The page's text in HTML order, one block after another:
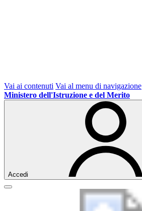
Vai ai contenuti Vai al menu di navigazione
Ministero dell'Istruzione e del Merito
Accedi